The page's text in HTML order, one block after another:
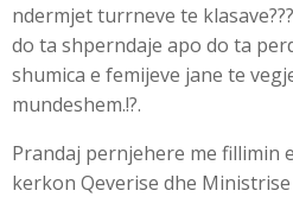
ndermjet turrneve te
do ta shperndaje apo do ta
shumica e femijeve jane te
mundeshem.!?.
Prandaj pernjehere me fillimin
kerkon Qeverise dhe